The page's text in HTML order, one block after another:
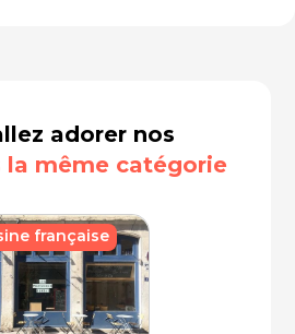
adorer nos
la même catégorie
française